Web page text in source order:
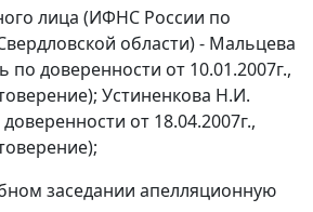
лица (ИФНС России по
области) - Мальцева
по доверенности от 10.01.2007г.,
Устиненкова Н.И.
от 18.04.2007г.,
заседании апелляционную